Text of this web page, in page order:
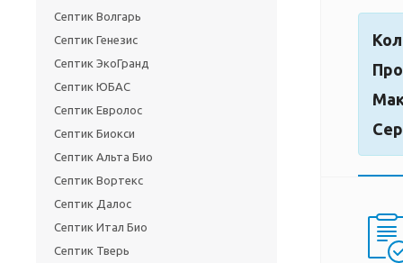
Септик Волгарь
Септик Генезис
Септик ЭкоГранд
Септик ЮБАС
Септик Евролос
Септик Биокси
Септик Альта Био
Септик Вортекс
Септик Далос
Септик Итал Био
Септик Тверь